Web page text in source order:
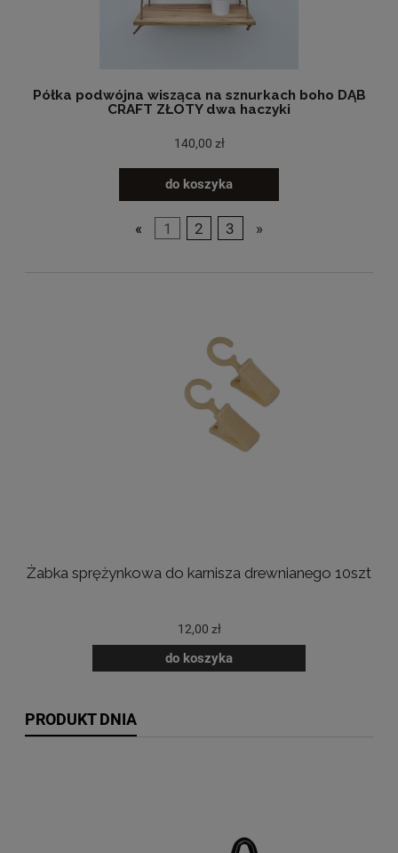
Półka podwójna wisząca na sznurkach boho DĄB
CRAFT ZŁOTY dwa haczyki
140,00 zł
do koszyka
« 1 2 3 »
Żabka sprężynkowa do karnisza drewnianego 10szt
12,00 zł
do koszyka
PRODUKT DNIA